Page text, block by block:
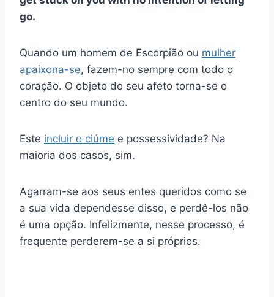
go.
Quando um homem de Escorpião ou mulher
apaixona-se, fazem-no sempre com todo o
coração. O objeto do seu afeto torna-se o
centro do seu mundo.
Este incluir o ciúme e possessividade? Na
maioria dos casos, sim.
Agarram-se aos seus entes queridos como se
a sua vida dependesse disso, e perdê-los não
é uma opção. Infelizmente, nesse processo, é
frequente perderem-se a si próprios.